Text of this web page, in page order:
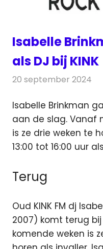
Isabelle
als DJ bij KINK
20 september 2024
Isabelle Brinkman
aan de slag. Vanaf
is ze drie weken te
13:00 tot 16:00 uur
Terug
Oud KINK FM dj
2007) komt terug
komende weken is